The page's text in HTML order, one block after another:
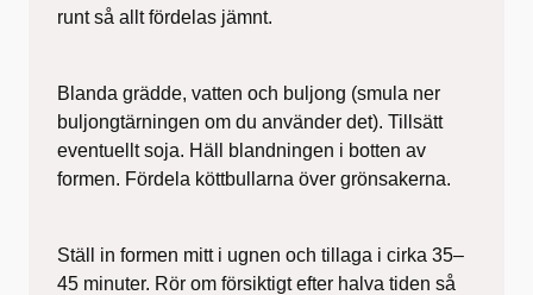
runt så allt fördelas jämnt.
Blanda grädde, vatten och buljong (smula ner
buljongtärningen om du använder det). Tillsätt
eventuellt soja. Häll blandningen i botten av
formen. Fördela köttbullarna över grönsakerna.
Ställ in formen mitt i ugnen och tillaga i cirka 35–
45 minuter. Rör om försiktigt efter halva tiden så